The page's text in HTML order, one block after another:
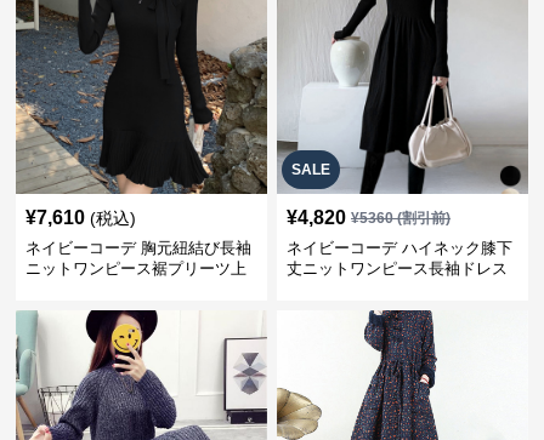
¥7,610 (税込)
ネイビーコーデ 胸元紐結び長袖
ニットワンピース裾プリーツ上
SALE
¥4,820 ¥5360(割引前)
ネイビーコーデ ハイネック膝下
丈ニットワンピース長袖ドレス